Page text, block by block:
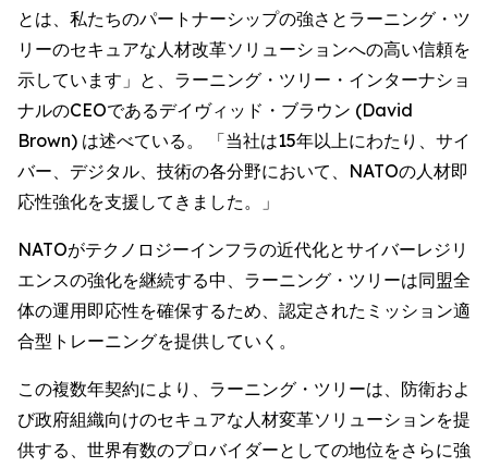
とは、私たちのパートナーシップの強さとラーニング・ツ
リーのセキュアな人材改革ソリューションへの高い信頼を
示しています」と、ラーニング・ツリー・インターナショ
ナルのCEOであるデイヴィッド・ブラウン (David
Brown) は述べている。 「当社は15年以上にわたり、サイ
バー、デジタル、技術の各分野において、NATOの人材即
応性強化を支援してきました。」
NATOがテクノロジーインフラの近代化とサイバーレジリ
エンスの強化を継続する中、ラーニング・ツリーは同盟全
体の運用即応性を確保するため、認定されたミッション適
合型トレーニングを提供していく。
この複数年契約により、ラーニング・ツリーは、防衛およ
び政府組織向けのセキュアな人材変革ソリューションを提
供する、世界有数のプロバイダーとしての地位をさらに強